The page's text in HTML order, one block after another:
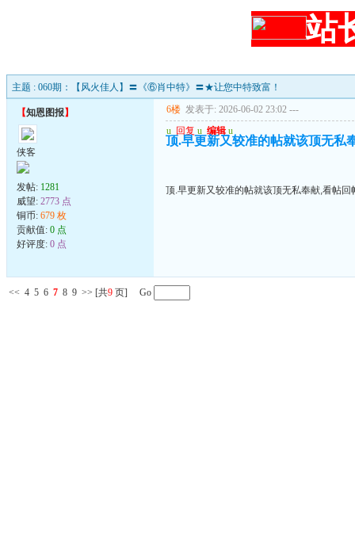
站
主题 : 060期：【风火佳人】〓《⑥肖中特》〓★让您中特致富！
【知恩图报】
侠客
发帖: 1281
威望: 2773 点
铜币: 679 枚
贡献值: 0 点
好评度: 0 点
6楼 发表于: 2026-06-02 23:02 ---
u 回复 u 编辑 u
顶.早更新又较准的帖就该顶无私
顶.早更新又较准的帖就该顶无私奉献,看帖回
<< 4 5 6 7 8 9 >> [共9 页] Go